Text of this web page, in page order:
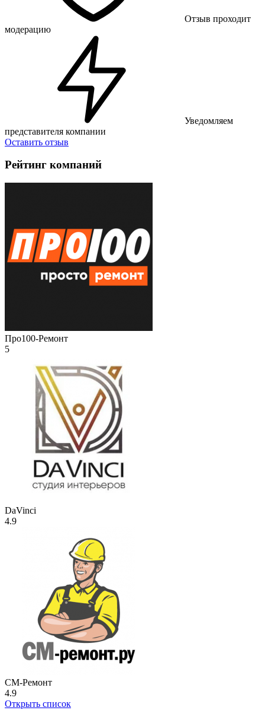
Отзыв проходит
модерацию
Уведомляем
представителя компании
Оставить отзыв
Рейтинг компаний
Про100-Ремонт
5
DaVinci
4.9
СМ-Ремонт
4.9
Открыть список